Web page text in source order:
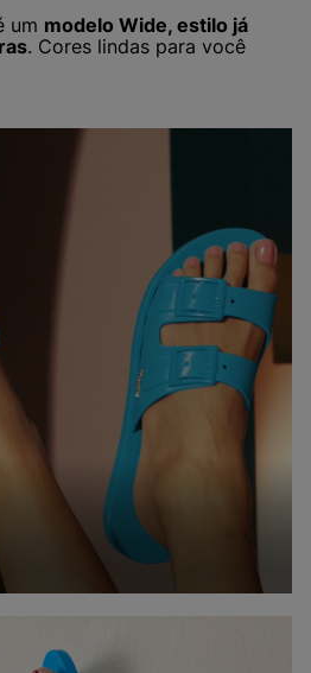
um modelo Wide, estilo já
. Cores lindas para você